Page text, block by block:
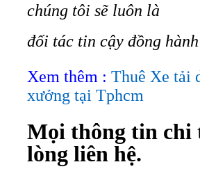
chúng tôi sẽ luôn là
đối tác tin cậy đồng
Xem thêm : Thuê Xe tải
xưởng tại Tphcm
Mọi thông tin chi
lòng liên hệ.